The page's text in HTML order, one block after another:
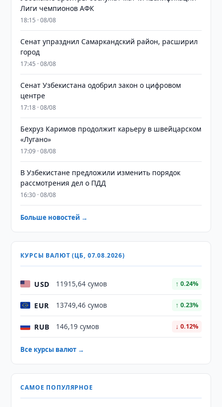
Лиги чемпионов АФК
18:15 · 08/08
Сенат упразднил Самаркандский район, расширил
город
17:45 · 08/08
Сенат Узбекистана одобрил закон о цифровом
центре
17:18 · 08/08
Бехруз Каримов продолжит карьеру в швейцарском
«Лугано»
17:09 · 08/08
В Узбекистане предложили изменить порядок
рассмотрения дел о ПДД
16:30 · 08/08
Больше новостей →
КУРСЫ ВАЛЮТ (ЦБ, 07.08.2026)
USD 11915,64 сумов ↑ 0.24%
EUR 13749,46 сумов ↑ 0.23%
RUB 146,19 сумов ↓ 0.12%
Все курсы валют →
САМОЕ ПОПУЛЯРНОЕ